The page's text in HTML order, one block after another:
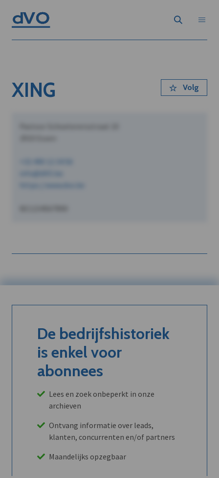
XING Volg
De bedrijfshistoriek
is enkel voor
abonnees
Lees en zoek onbeperkt in onze
archieven
Ontvang informatie over leads,
klanten, concurrenten en/of partners
Maandelijks opzegbaar